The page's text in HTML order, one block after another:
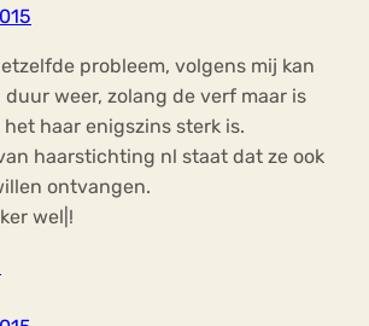
probleem, volgens mij kan
weer, zolang de verf maar is
haar enigszins sterk is.
haarstichting nl staat dat ze ook
ontvangen.
wel|!